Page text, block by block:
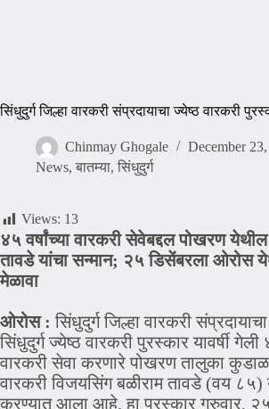
सिंधुदुर्ग जिल्हा वारकरी संप्रदायाचा ज्येष्ठ वारकरी
Chinmay Ghogale
December
News, बातम्या, सिंधुदुर्ग
Views: 13
४५ वर्षांच्या वारकरी सेवेबद्दल पोखरण
तावडे यांचा सन्मान; २५ डिसेंबरला ओरोस
मेळावा
ओरोस : सिंधुदुर्ग जिल्हा वारकरी
सिंधुदुर्ग ज्येष्ठ वारकरी पुरस्कार यावर्षी
वारकरी सेवा करणारे पोखरण तालुका
वारकरी विजयसिंग बळीराम तावडे (वय ८५)
करण्यात आला आहे. हा पुरस्कार गुरुवार,